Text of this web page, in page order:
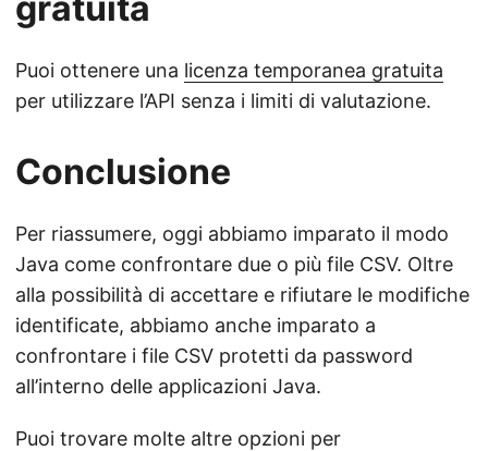
Puoi ottenere una licenza temporanea gratuita
per utilizzare l’API senza i limiti di valutazione.
Conclusione
Per riassumere, oggi abbiamo imparato il modo
Java come confrontare due o più file CSV. Oltre
alla possibilità di accettare e rifiutare le modifiche
identificate, abbiamo anche imparato a
confrontare i file CSV protetti da password
all’interno delle applicazioni Java.
Puoi trovare molte altre opzioni per